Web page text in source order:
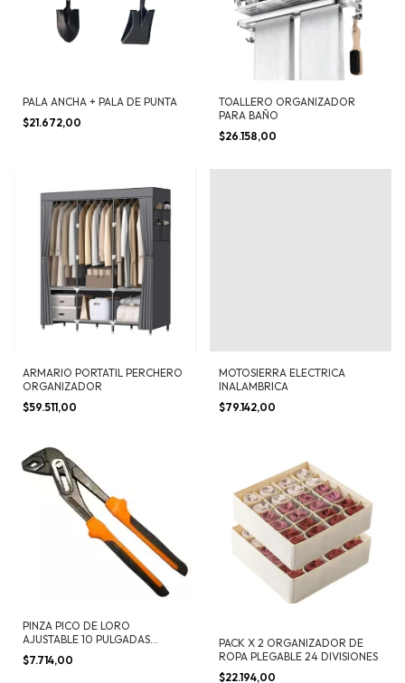
PALA ANCHA + PALA DE PUNTA
$21.672,00
TOALLERO ORGANIZADOR
PARA BAÑO
$26.158,00
ARMARIO PORTATIL PERCHERO
ORGANIZADOR
$59.511,00
MOTOSIERRA ELECTRICA
INALAMBRICA
$79.142,00
PINZA PICO DE LORO
AJUSTABLE 10 PULGADAS
ACERO
$7.714,00
PACK X 2 ORGANIZADOR DE
ROPA PLEGABLE 24 DIVISIONES
$22.194,00